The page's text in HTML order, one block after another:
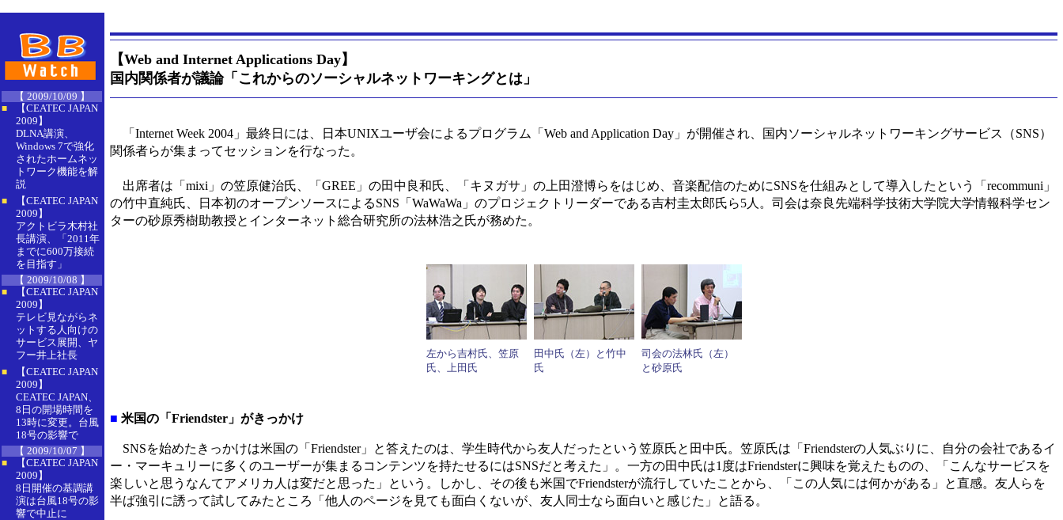
【 2009/10/09 】
■
【CEATEC JAPAN
2009】
DLNA講演、
Windows 7で強化
されたホームネッ
トワーク機能を解
説
■
【CEATEC JAPAN
2009】
アクトビラ木村社
長講演、「2011年
までに600万接続
を目指す」
【 2009/10/08 】
■
【CEATEC JAPAN
2009】
テレビ見ながらネ
ットする人向けの
サービス展開、ヤ
フー井上社長
■
【CEATEC JAPAN
2009】
CEATEC JAPAN、
8日の開場時間を
13時に変更。台風
18号の影響で
【 2009/10/07 】
■
【CEATEC JAPAN
2009】
8日開催の基調講
演は台風18号の影
響で中止に
【Web and Internet Applications Day】
国内関係者が議論「これからのソーシャルネットワーキングとは」
「Internet Week 2004」最終日には、日本UNIXユーザ会によるプログラム「Web and Application Day」が開催され、国内ソーシャルネットワーキングサービス（SNS）
関係者らが集まってセッションを行なった。
出席者は「mixi」の笠原健治氏、「GREE」の田中良和氏、「キヌガサ」の上田澄博らをはじめ、音楽配信のためにSNSを仕組みとして導入したという「recommuni」
の竹中直純氏、日本初のオープンソースによるSNS「WaWaWa」のプロジェクトリーダーである吉村圭太郎氏ら5人。司会は奈良先端科学技術大学院大学情報科学セン
ターの砂原秀樹助教授とインターネット総合研究所の法林浩之氏が務めた。
左から吉村氏、笠原
氏、上田氏
田中氏（左）と竹中
氏
司会の法林氏（左）
と砂原氏
■ 米国の「Friendster」がきっかけ
SNSを始めたきっかけは米国の「Friendster」と答えたのは、学生時代から友人だったという笠原氏と田中氏。笠原氏は「Friendsterの人気ぶりに、自分の会社であるイ
ー・マーキュリーに多くのユーザーが集まるコンテンツを持たせるにはSNSだと考えた」。一方の田中氏は1度はFriendsterに興味を覚えたものの、「こんなサービスを
楽しいと思うなんてアメリカ人は変だと思った」という。しかし、その後も米国でFriendsterが流行していたことから、「この人気には何かがある」と直感。友人らを
半ば強引に誘って試してみたところ「他人のページを見ても面白くないが、友人同士なら面白いと感じた」と語る。